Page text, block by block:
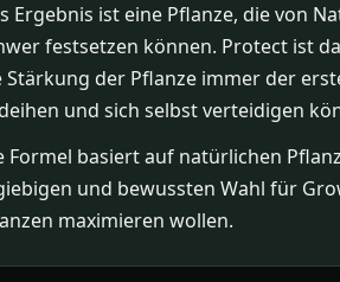
Ergebnis ist eine Pflanze, die von
festsetzen können. Protect ist
Stärkung der Pflanze immer der
und sich selbst verteidigen
Formel basiert auf natürlichen
und bewussten Wahl für
maximieren wollen.